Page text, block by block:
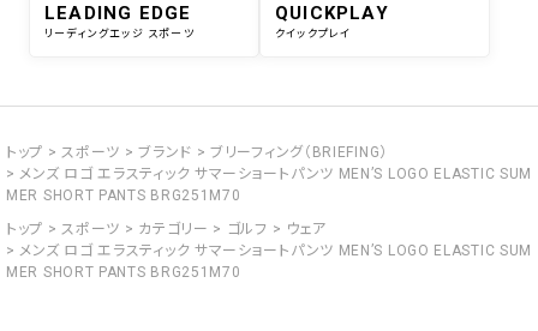
LEADING EDGE
リーディングエッジ スポーツ
QUICKPLAY
クイックプレイ
トップ スポーツ ブランド
ブリーフィング（BRIEFING）
メンズ ロゴ エラスティック サマーショートパンツ MEN’S LOGO ELASTIC SUM
MER SHORT PANTS BRG251M70
トップ
スポーツ カテゴリー ゴルフ
ウェア
メンズ ロゴ エラスティック サマーショートパンツ MEN’S LOGO ELASTIC SUM
MER SHORT PANTS BRG251M70